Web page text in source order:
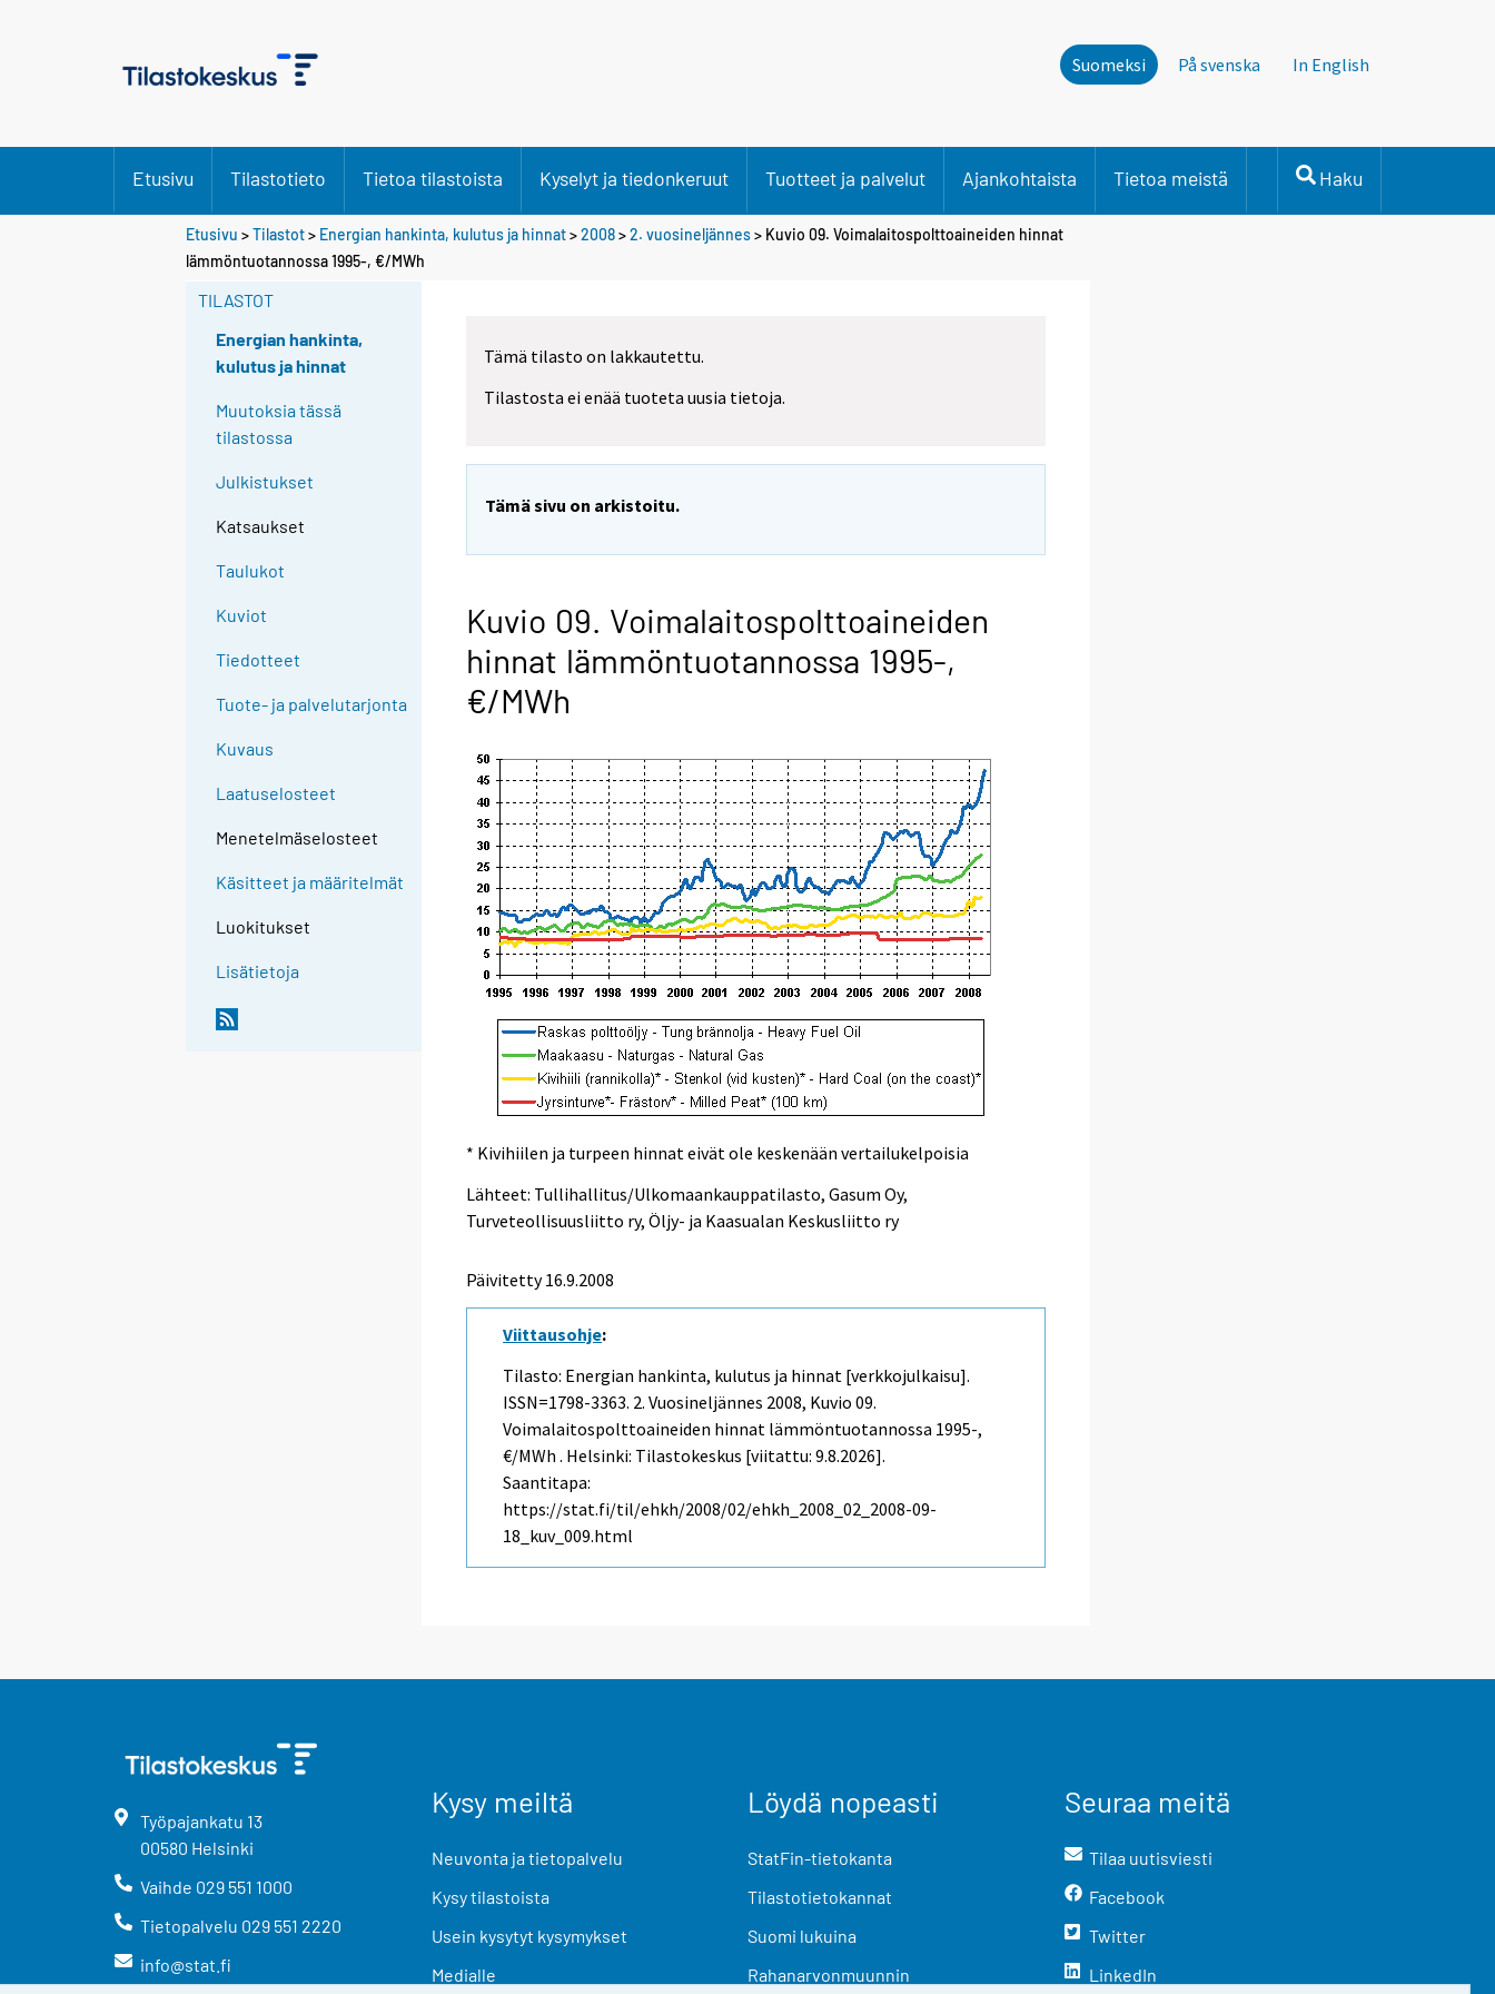
Suomeksi På svenska In English
Etusivu Tilastotieto Tietoa tilastoista Kyselyt ja tiedonkeruut Tuotteet ja palvelut Ajankohtaista Tietoa meistä Haku
Etusivu >Tilastot> Energian hankinta, kulutus ja hinnat>2008>2. vuosineljännes> Kuvio 09. Voimalaitospolttoaineiden hinnat
lämmöntuotannossa 1995-, €/MWh
TILASTOT
Energian hankinta,
kulutus ja hinnat
Muutoksia tässä
tilastossa
Julkistukset
Katsaukset
Taulukot
Kuviot
Tiedotteet
Tuote- ja palvelutarjonta
Kuvaus
Laatuselosteet
Menetelmäselosteet
Käsitteet ja määritelmät
Luokitukset
Lisätietoja
Tämä tilasto on lakkautettu.
Tilastosta ei enää tuoteta uusia tietoja.
Tämä sivu on arkistoitu.
Kuvio 09. Voimalaitospolttoaineiden
hinnat lämmöntuotannossa 1995-,
€/MWh
* Kivihiilen ja turpeen hinnat eivät ole keskenään vertailukelpoisia
Lähteet: Tullihallitus/Ulkomaankauppatilasto, Gasum Oy,
Turveteollisuusliitto ry, Öljy- ja Kaasualan Keskusliitto ry
Päivitetty16.9.2008
Viittausohje:
Tilasto: Energian hankinta, kulutus ja hinnat [verkkojulkaisu].
ISSN=1798-3363. 2. Vuosineljännes 2008, Kuvio 09.
Voimalaitospolttoaineiden hinnat lämmöntuotannossa 1995-,
€/MWh . Helsinki: Tilastokeskus [viitattu: 9.8.2026].
Saantitapa:
https://stat.fi/til/ehkh/2008/02/ehkh_2008_02_2008-09-
18_kuv_009.html
Työpajankatu 13
00580 Helsinki
Vaihde 029 551 1000
Tietopalvelu 029 551 2220
info@stat.fi
Kysy meiltä
Neuvonta ja tietopalvelu
Kysy tilastoista
Usein kysytyt kysymykset
Medialle
Löydä nopeasti
StatFin-tietokanta
Tilastotietokannat
Suomi lukuina
Rahanarvonmuunnin
Seuraa meitä
Tilaa uutisviesti
Facebook
Twitter
LinkedIn